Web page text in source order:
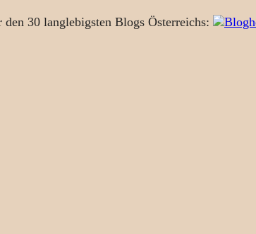
den 30 langlebigsten Blogs Österreichs: